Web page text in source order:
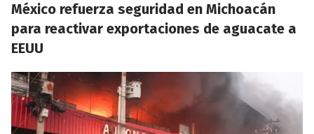
México refuerza seguridad en Michoacán
para reactivar exportaciones de aguacate a
EEUU